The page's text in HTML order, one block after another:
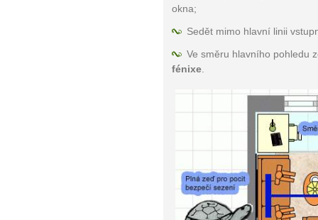
okna;
Sedět mimo hlavní linii
Ve směru hlavního pohledu
fénixe